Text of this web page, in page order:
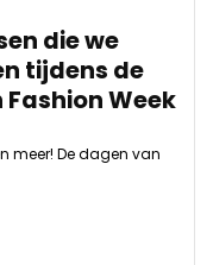
die we
tijdens de
Week
meer! De dagen van